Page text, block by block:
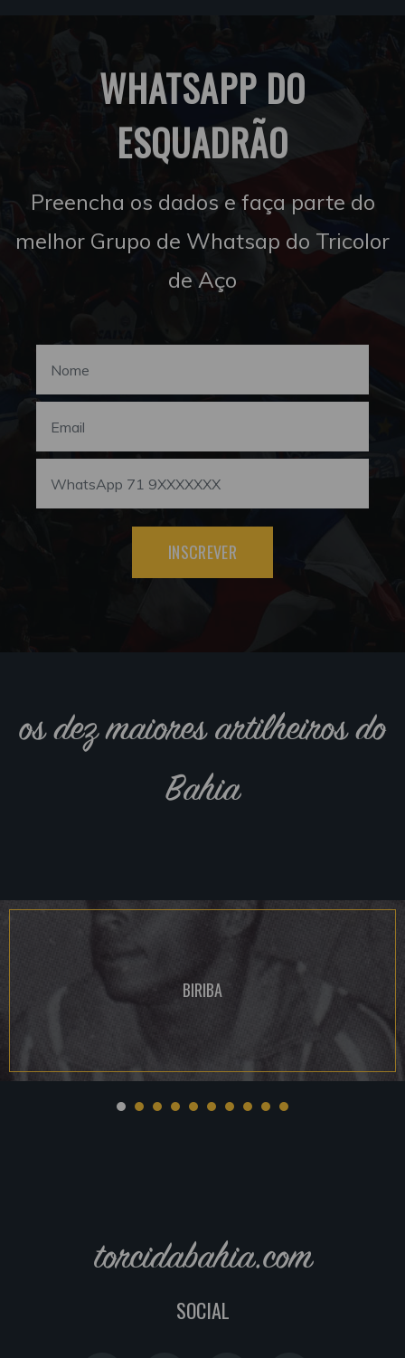
WHATSAPP DO
ESQUADRÃO
Preencha os dados e faça parte do
melhor Grupo de Whatsap do Tricolor
de Aço
INSCREVER
os dez maiores artilheiros do
Bahia
BIRIBA
torcidabahia.com
SOCIAL